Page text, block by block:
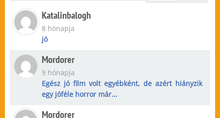
Katalinbalogh
8 hónapja
jó
Mordorer
9 hónapja
Egész jó film volt egyébként, de azért hiányzik
egy jóféle horror már...
Mordorer